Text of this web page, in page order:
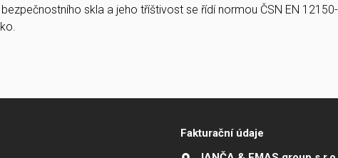
skla a jeho tříštivost se řídí normou ČSN EN
Fakturační údaje